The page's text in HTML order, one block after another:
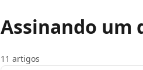
Assinando um
11 artigos